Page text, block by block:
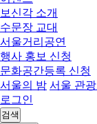
보신각 소개
수문장 교대
서울거리공연
행사 홍보 신청
문화공간등록 신청
서울의 밤 서울 관
로그인
검색